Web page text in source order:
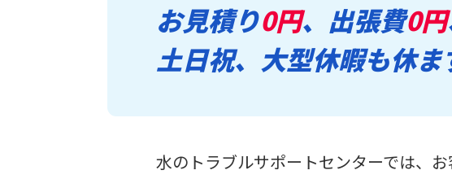
お見積り0円、出張費0円
土日祝、大型休暇も休ま
水のトラブルサポートセンターでは、